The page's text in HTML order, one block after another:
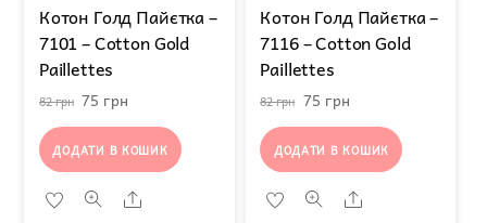
Котон Голд Пайєтка –
7101 – Cotton Gold
Paillettes
82грн Оригінальна
ціна:
82 грн.
75 грн
ціна:
75 грн.
ДОДАТИ В КОШИК
Share
Котон Голд Пайєтка –
7116 – Cotton Gold
Paillettes
82грн Оригінальна
ціна:
82 грн.
75 грнПоточна
ціна:
75 грн.
ДОДАТИ В КОШИК
Share